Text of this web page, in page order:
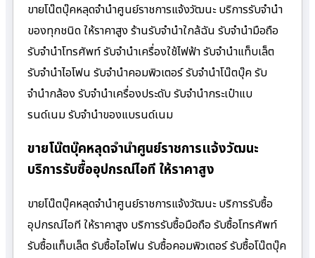
ขายโน๊ตบุ๊คหลุดจำนำศูนย์ราชการแจ้งวัฒนะ บริการรับจำนำ
ของทุกชนิด ให้ราคาสูง ร้านรับจํานําใกล้ฉัน รับจำนำมือถือ
รับจำนำโทรศัพท์ รับจำนำเครื่องใช้ไฟฟ้า รับจำนำแท็บเล็ต
รับจำนำไอโฟน รับจำนำคอมพิวเตอร์ รับจำนำโน๊ตบุ๊ค รับ
จำนำกล้อง รับจำนำเครื่องประดับ รับจำนำกระเป๋าแบ
รนด์เนม รับจำนำของแบรนด์เนม
ขายโน๊ตบุ๊คหลุดจำนำศูนย์ราชการแจ้งวัฒนะ
บริการรับซื้ออุปกรณ์ไอที ให้ราคาสูง
ขายโน๊ตบุ๊คหลุดจำนำศูนย์ราชการแจ้งวัฒนะ บริการรับซื้อ
อุปกรณ์ไอที ให้ราคาสูง บริการรับซื้อมือถือ รับซื้อโทรศัพท์
รับซื้อแท็บเล็ต รับซื้อไอโฟน รับซื้อคอมพิวเตอร์ รับซื้อโน๊ตบุ๊ค